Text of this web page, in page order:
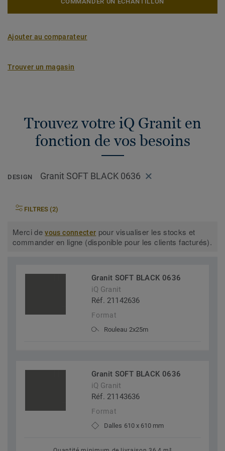
Ajouter au comparateur
Trouver un magasin
Trouvez votre iQ Granit en
fonction de vos besoins
DESIGN Granit SOFT BLACK 0636
FILTRES (2)
Merci devous connecter pour visualiser les stocks et
commander en ligne (disponible pour les clients facturés).
Granit SOFT BLACK 0636
iQ Granit
Réf. 21142636
Format
Rouleau 2x25m
Granit SOFT BLACK 0636
iQ Granit
Réf. 21143636
Format
Dalles 610 x 610 mm